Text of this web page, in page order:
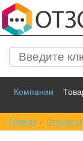
Компании
Спорт Фильмы
Главная Отзывы к